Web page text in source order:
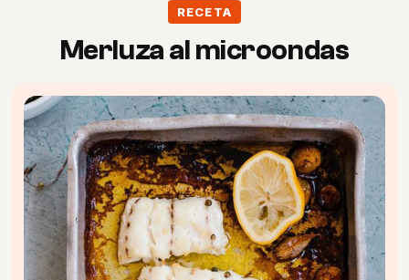
RECETA
Merluza al microondas